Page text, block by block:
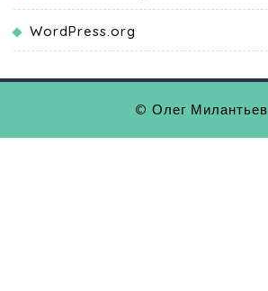
WordPress.org
© Олег Милантьев